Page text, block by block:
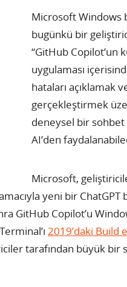
Microsoft Windows
bugünkü bir
“GitHub Copilot’un
uygulaması
hataları açıklamak
gerçekleştirmek
deneysel bir
AI’den
Microsoft,
yeni bir ChatGPT
GitHub Copilot’u
2019’daki Build
tarafından büyük bir